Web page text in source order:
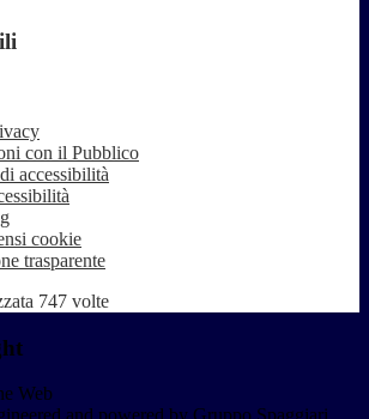
con il Pubblico
accessibilità
cookie
trasparente
747 volte